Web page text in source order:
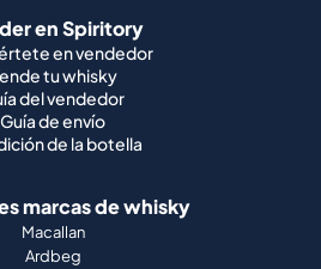
en Spiritory
en vendedor
tu whisky
del vendedor
Guía de envío
de la botella
marcas de whisky
Macallan
Ardbeg